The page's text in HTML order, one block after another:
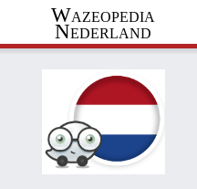
Wazeopedia
Nederland